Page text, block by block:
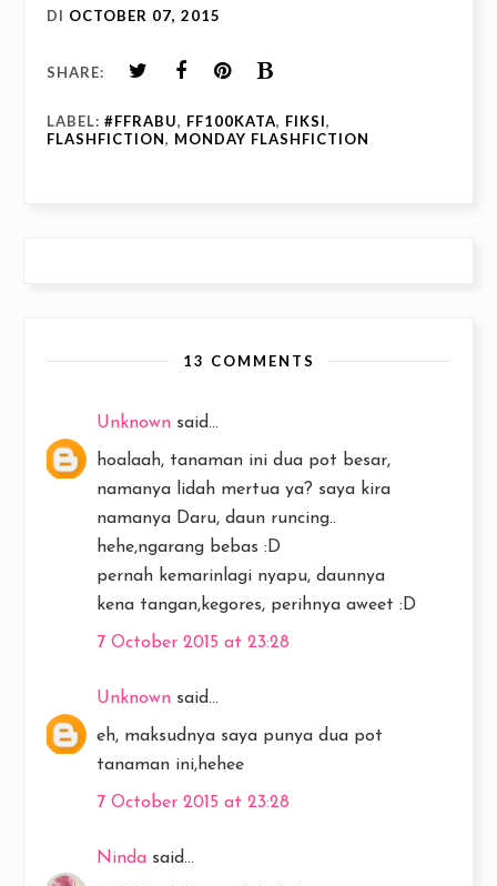
DI OCTOBER 07, 2015
SHARE:
LABEL: #FFRABU, FF100KATA, FIKSI,
FLASHFICTION, MONDAY FLASHFICTION
13 COMMENTS
Unknown said...
hoalaah, tanaman ini dua pot besar,
namanya lidah mertua ya? saya kira
namanya Daru, daun runcing..
hehe,ngarang bebas :D
pernah kemarinlagi nyapu, daunnya
kena tangan,kegores, perihnya aweet :D
7 October 2015 at 23:28
Unknown said...
eh, maksudnya saya punya dua pot
tanaman ini,hehee
7 October 2015 at 23:28
Ninda said...